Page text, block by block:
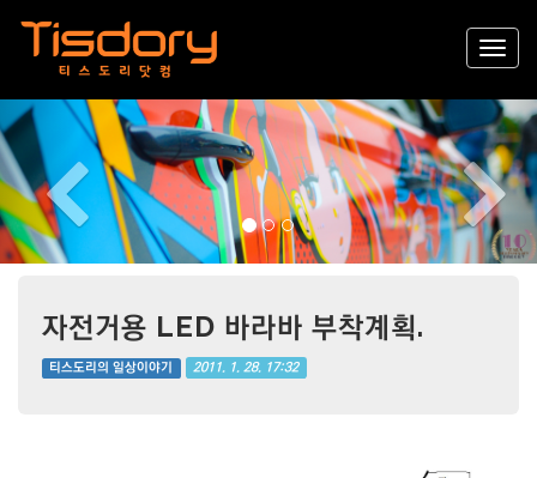
Previous
자전거용 LED 바라바 부착계획.
티스도리의 일상이야기 2011. 1. 28. 17:32